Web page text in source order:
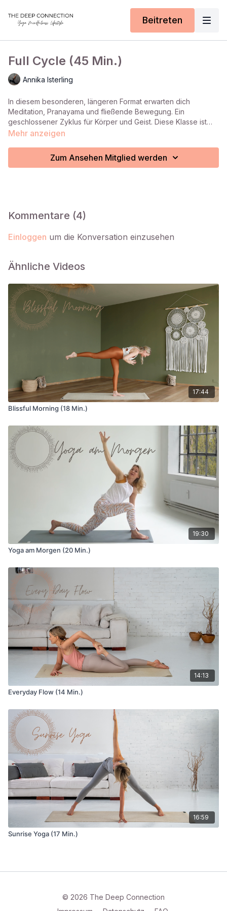
Beitreten
Full Cycle (45 Min.)
Annika Isterling
In diesem besonderen, längeren Format erwarten dich
Meditation, Pranayama und fließende Bewegung. Ein
geschlossener Zyklus für Körper und Geist. Diese Klasse ist
ideal für den Start in den Tag, um dich zu zentrieren, deine
und innerer Ruhe erfüllt. Viel Freude beim Mitmachen!
Mehr anzeigen
Zum Ansehen Mitglied werden
Kommentare (4)
Einloggen um die Konversation einzusehen
Ähnliche Videos
17:44
Blissful Morning (18 Min.)
19:30
Yoga am Morgen (20 Min.)
14:13
Everyday Flow (14 Min.)
16:59
Sunrise Yoga (17 Min.)
© 2026 The Deep Connection